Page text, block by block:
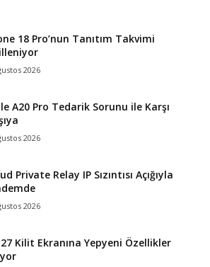
18 Pro’nun Tanıtım Takvimi
2026
A20 Pro Tedarik Sorunu ile Karşı
2026
Private Relay IP Sızıntısı Açığıyla
2026
27 Kilit Ekranına Yepyeni Özellikler